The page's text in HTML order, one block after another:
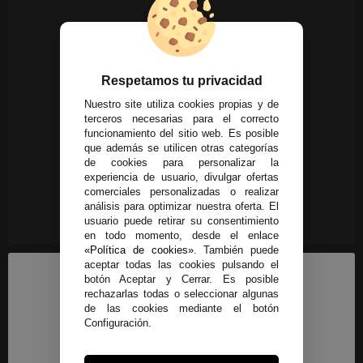
Respetamos tu privacidad
Nuestro site utiliza cookies propias y de
terceros necesarias para el correcto
funcionamiento del sitio web. Es posible
que además se utilicen otras categorías
de cookies para personalizar la
experiencia de usuario, divulgar ofertas
comerciales personalizadas o realizar
análisis para optimizar nuestra oferta. El
usuario puede retirar su consentimiento
en todo momento, desde el enlace
«Política de cookies». También puede
aceptar todas las cookies pulsando el
botón Aceptar y Cerrar. Es posible
rechazarlas todas o seleccionar algunas
de las cookies mediante el botón
Configuración.